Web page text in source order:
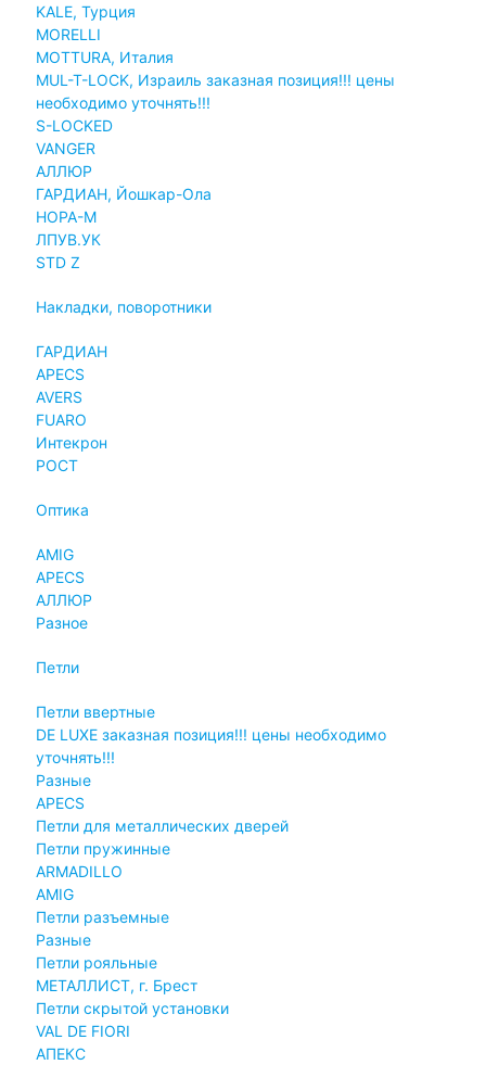
KALE, Турция
MORELLI
MOTTURA, Италия
MUL-T-LOCK, Израиль заказная позиция!!! цены
необходимо уточнять!!!
S-LOCKED
VANGER
АЛЛЮР
ГАРДИАН, Йошкар-Ола
НОРА-М
ЛПУВ.УК
STD Z
Накладки, поворотники
ГАРДИАН
APECS
AVERS
FUARO
Интекрон
РОСТ
Оптика
AMIG
APECS
АЛЛЮР
Разное
Петли
Петли ввертные
DE LUXE заказная позиция!!! цены необходимо
уточнять!!!
Разные
APECS
Петли для металлических дверей
Петли пружинные
ARMADILLO
AMIG
Петли разъемные
Разные
Петли рояльные
МЕТАЛЛИСТ, г. Брест
Петли скрытой установки
VAL DE FIORI
АПЕКС